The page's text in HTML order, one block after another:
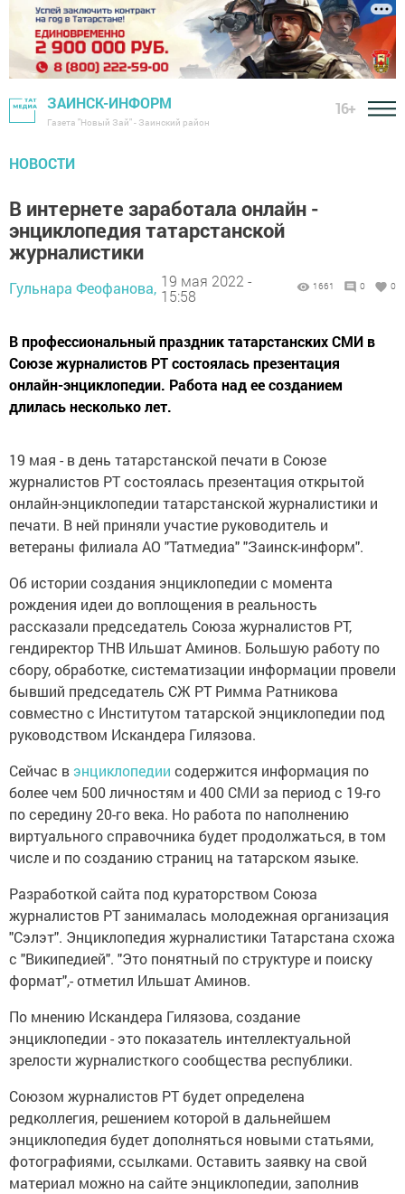
ЗАИНСК-ИНФОРМ
Газета "Новый Зай" - Заинский район
16+
НОВОСТИ
В интернете заработала онлайн -
энциклопедия татарстанской
журналистики
Гульнара Феофанова, 19 мая 2022 -
15:58
1661 0 0
В профессиональный праздник татарстанских СМИ в
Союзе журналистов РТ состоялась презентация
онлайн-энциклопедии. Работа над ее созданием
длилась несколько лет.
19 мая - в день татарстанской печати в Союзе
журналистов РТ состоялась презентация открытой
онлайн-энциклопедии татарстанской журналистики и
печати. В ней приняли участие руководитель и
ветераны филиала АО "Татмедиа" "Заинск-информ".
Об истории создания энциклопедии с момента
рождения идеи до воплощения в реальность
рассказали председатель Союза журналистов РТ,
гендиректор ТНВ Ильшат Аминов. Большую работу по
сбору, обработке, систематизации информации провели
бывший председатель СЖ РТ Римма Ратникова
совместно с Институтом татарской энциклопедии под
руководством Искандера Гилязова.
Сейчас в энциклопедии содержится информация по
более чем 500 личностям и 400 СМИ за период с 19-го
по середину 20-го века. Но работа по наполнению
виртуального справочника будет продолжаться, в том
числе и по созданию страниц на татарском языке.
Разработкой сайта под кураторством Союза
журналистов РТ занималась молодежная организация
"Сэлэт". Энциклопедия журналистики Татарстана схожа
с "Википедией". "Это понятный по структуре и поиску
формат",- отметил Ильшат Аминов.
По мнению Искандера Гилязова, создание
энциклопедии - это показатель интеллектуальной
зрелости журналисткого сообщества республики.
Союзом журналистов РТ будет определена
редколлегия, решением которой в дальнейшем
энциклопедия будет дополняться новыми статьями,
фотографиями, ссылками. Оставить заявку на свой
материал можно на сайте энциклопедии, заполнив